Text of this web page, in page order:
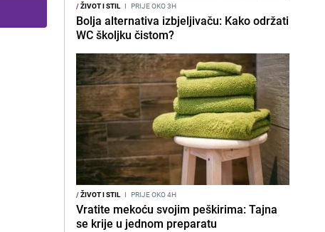
/ŽIVOT I STIL I PRIJE OKO 3H
Bolja alternativa izbjeljivaču: Kako održati
WC školjku čistom?
/ŽIVOT I STIL I PRIJE OKO 4H
Vratite mekoću svojim peškirima: Tajna
se krije u jednom preparatu